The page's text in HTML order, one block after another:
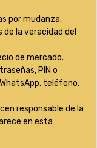
por mudanza.
de la veracidad del
de mercado.
PIN o
teléfono,
responsable de la
en esta